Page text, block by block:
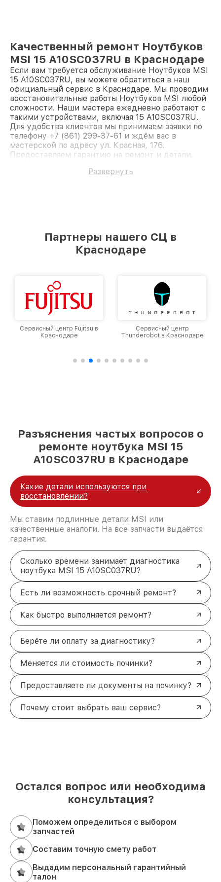
Качественный ремонт Ноутбуков
MSI 15 A10SC037RU в Краснодаре
Если вам требуется обслуживание Ноутбуков MSI
15 A10SC037RU, вы можете обратиться в наш
официальный сервис в Краснодаре. Мы проводим
восстановительные работы Ноутбуков MSI любой
сложности. Наши мастера ежедневно работают с
такими устройствами, включая 15 A10SC037RU.
Для удобства клиентов мы принимаем заявки по
телефону +7 (861) 299-37-61 и ждём вас в
мастерской по адресу ул. Красная, 176.
Предоставляем гарантию на ремонт и детали.
Развернуть
Партнеры нашего СЦ в
Краснодаре
Сервисный центр Fujitsu в
Краснодаре
Сервисный центр
Thunderobot в Краснодаре
Разъяснения частых вопросов о
ремонте ноутбука MSI 15
A10SC037RU в Краснодаре
Какие детали используются при
восстановлении?
Мы ставим подлинные детали MSI или
качественные аналоги. На все запчасти выдаётся
гарантия.
Сколько времени занимает диагностика
ноутбука MSI 15 A10SC037RU?
Есть ли возможность срочный ремонт?
Как быстро выполняется ремонт?
Берёте ли оплату за диагностику?
Меняется ли стоимость починки?
Предоставляете ли документы на починку?
Почему стоит выбрать ваш сервис?
Остался вопрос или необходима
консультация?
Поможем определиться с выбором
запчастей
Составим точную смету работ
Выдадим персональный гарантийный
талон